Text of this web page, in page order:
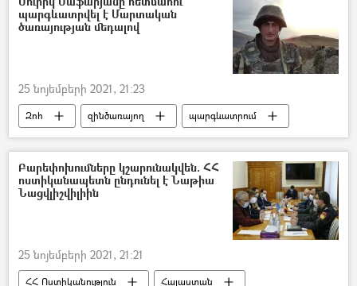
պարգևատրվել է Մարտական
ծառայության մեդալով
25 նոյեմբերի 2021, 21:23
Զոհ զինծառայող պարգևատրում
Բարեփոխումները կշարունակվեն. ՀՀ
ոստիկանապետն ընդունել է Նաթիա
Նացվլիշվիլիին
25 նոյեմբերի 2021, 21:21
ՀՀ Ոստիկանություն
Հայաստան